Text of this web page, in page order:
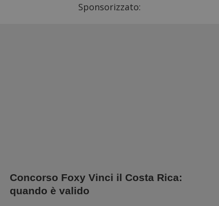
Sponsorizzato:
Concorso Foxy Vinci il Costa Rica:
quando è valido